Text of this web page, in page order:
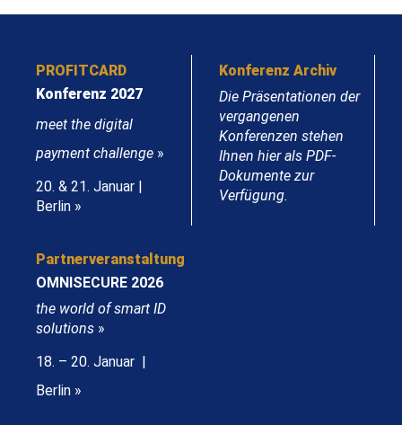
PROFITCARD
Konferenz 2027
meet the digital
payment challenge »
20. & 21. Januar |
Berlin »
Konferenz Archiv
Die Präsentationen der
vergangenen
Konferenzen stehen
Ihnen hier als PDF-
Dokumente zur
Verfügung.
Partnerveranstaltung
OMNISECURE 2026
the world of smart ID
solutions »
18. – 20. Januar |
Berlin »